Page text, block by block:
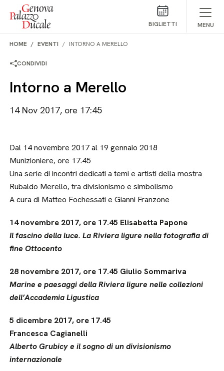
Salta al contenuto
BIGLIETTI MENU
HOME EVENTI INTORNO A MERELLO
CONDIVIDI
Intorno a Merello
14 Nov 2017, ore 17:45
Dal 14 novembre 2017 al 19 gennaio 2018
Munizioniere, ore 17.45
Una serie di incontri dedicati a temi e artisti della mostra
Rubaldo Merello, tra divisionismo e simbolismo
A cura di Matteo Fochessati e Gianni Franzone
14 novembre 2017, ore 17.45 Elisabetta Papone
Il fascino della luce. La Riviera ligure nella fotografia di
fine Ottocento
28 novembre 2017, ore 17.45 Giulio Sommariva
Marine e paesaggi della Riviera ligure nelle collezioni
dell’Accademia Ligustica
5 dicembre 2017, ore 17.45
Francesca Cagianelli
Alberto Grubicy e il sogno di un divisionismo
internazionale